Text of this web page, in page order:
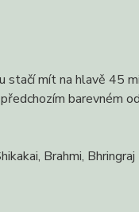
stačí mít na hlavě 45
barevném
Brahmi, Bhringraj